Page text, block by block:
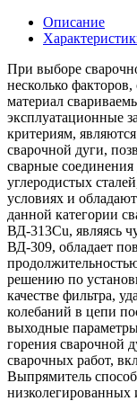
Описание
При выборе
несколько
материал
эксплуатационные
критериям,
сварочной дуги,
сварные
углеродистых
условиях и
данной категории
ВД-313Cu, являясь
ВД-309, обладает
решению по
качестве фильтра,
колебаний в цепи
выходные
горения сварочной
сварочных работ,
Выпрямитель
низколегированных